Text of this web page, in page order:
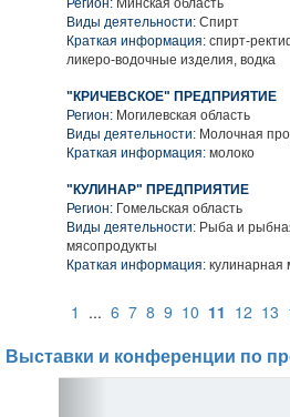
Регион: Минская область
Виды деятельности: Спирт
Краткая информация: спирт-
ликеро-водочные изделия, водка
"КРИЧЕВСКОЕ" ПРЕДПРИЯТИЕ
Регион: Могилевская область
Виды деятельности: Молочная
Краткая информация: молоко
"КУЛИНАР" ПРЕДПРИЯТИЕ
Регион: Гомельская область
Виды деятельности: Рыба и
мясопродукты
Краткая информация: кулинарная
1 ... 6 7 8 9 10 11 12 13
Выставки и конференции по